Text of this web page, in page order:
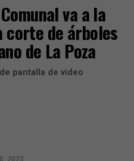
va a la
corte de árboles
de La Poza
pantalla de video
2023